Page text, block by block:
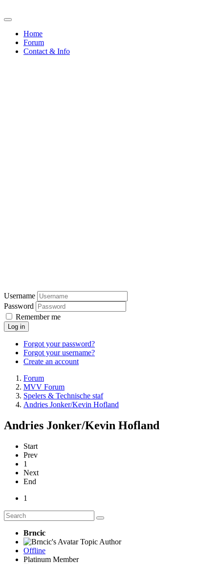
Home
Forum
Contact & Info
Username
Password
Remember me
Log in
Forgot your password?
Forgot your username?
Create an account
Forum
MVV Forum
Spelers & Technische staf
Andries Jonker/Kevin Hofland
Andries Jonker/Kevin Hofland
Start
Prev
1
Next
End
1
Brncic
Topic Author
Offline
Platinum Member